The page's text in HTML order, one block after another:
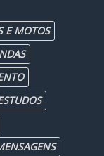
E MOTOS